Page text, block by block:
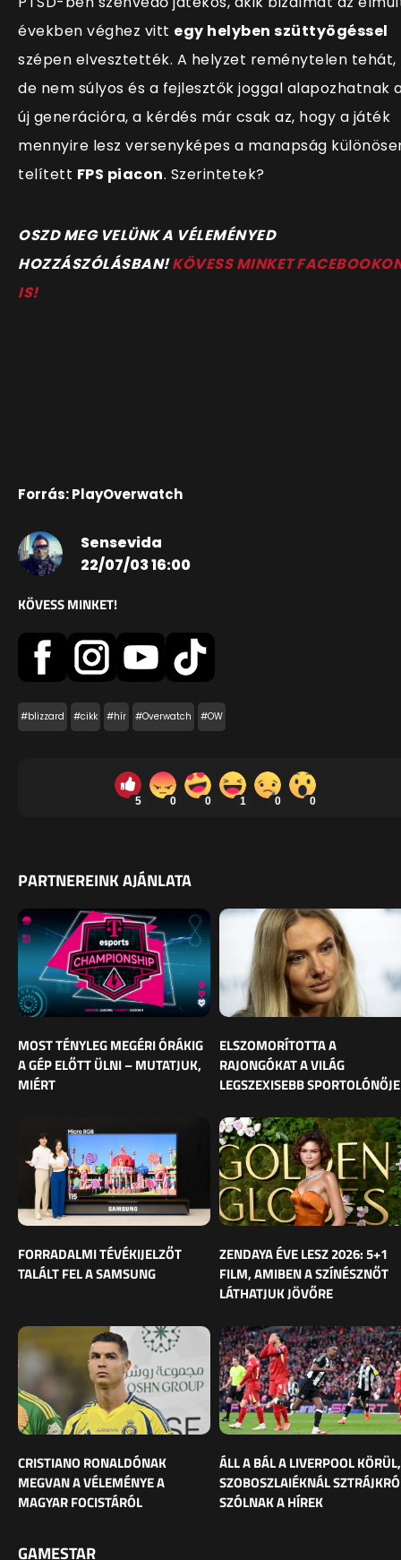
években véghez vitt egy helyben szüttyögéssel
szépen elvesztették. A helyzet reménytelen tehát,
de nem súlyos és a fejlesztők joggal alapozhatnak
új generációra, a kérdés már csak az, hogy a játék
mennyire lesz versenyképes a manapság
telített FPS piacon. Szerintetek?
OSZD MEG VELÜNK A VÉLEMÉNYED
HOZZÁSZÓLÁSBAN!KÖVESS MINKET
IS!
Forrás: PlayOverwatch
Sensevida
22/07/03 16:00
KÖVESS MINKET!
#blizzard #cikk #hír #Overwatch #OW
5 0 0 1 0 0
PARTNEREINK AJÁNLATA
MOST TÉNYLEG MEGÉRI ÓRÁKIG
A GÉP ELŐTT ÜLNI – MUTATJUK,
MIÉRT
ELSZOMORÍTOTTA A
RAJONGÓKAT A VILÁG
LEGSZEXISEBB SPORTOLÓNŐJE
FORRADALMI TÉVÉKIJELZŐT
TALÁLT FEL A SAMSUNG
ZENDAYA ÉVE LESZ 2026: 5+1
FILM, AMIBEN A SZÍNÉSZNŐT
LÁTHATJUK JÖVŐRE
CRISTIANO RONALDÓNAK
MEGVAN A VÉLEMÉNYE A
MAGYAR FOCISTÁRÓL
ÁLL A BÁL A LIVERPOOL KÖRÜL,
SZOBOSZLAIÉKNÁL
SZÓLNAK A HÍREK
GAMESTAR